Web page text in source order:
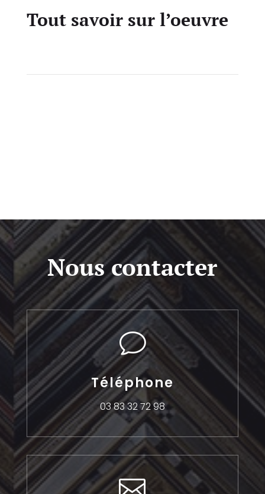
Tout savoir sur l’oeuvre
Nous contacter
v
Téléphone
03 83 32 72 98